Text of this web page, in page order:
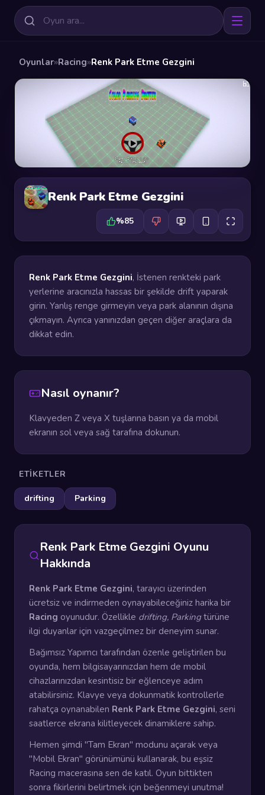
Oyunlar»Racing»Renk Park Etme Gezgini
Renk Park Etme Gezgini
%85
Renk Park Etme Gezgini, İstenen renkteki park
yerlerine aracınızla hassas bir şekilde drift yaparak
girin. Yanlış renge girmeyin veya park alanının dışına
çıkmayın. Ayrıca yanınızdan geçen diğer araçlara da
dikkat edin.
Nasıl oynanır?
Klavyeden Z veya X tuşlarına basın ya da mobil
ekranın sol veya sağ tarafına dokunun.
ETIKETLER
drifting Parking
Renk Park Etme Gezgini Oyunu
Hakkında
Renk Park Etme Gezgini, tarayıcı üzerinden
ücretsiz ve indirmeden oynayabileceğiniz harika bir
Racing oyunudur. Özellikle drifting, Parkingtürüne
ilgi duyanlar için vazgeçilmez bir deneyim sunar.
Bağımsız Yapımcı tarafından özenle geliştirilen bu
oyunda, hem bilgisayarınızdan hem de mobil
cihazlarınızdan kesintisiz bir eğlenceye adım
atabilirsiniz. Klavye veya dokunmatik kontrollerle
rahatça oynanabilen Renk Park Etme Gezgini, seni
saatlerce ekrana kilitleyecek dinamiklere sahip.
Hemen şimdi "Tam Ekran" modunu açarak veya
"Mobil Ekran" görünümünü kullanarak, bu eşsiz
Racing macerasına sen de katıl. Oyun bittikten
sonra fikirlerini belirtmek için beğenmeyi unutma!